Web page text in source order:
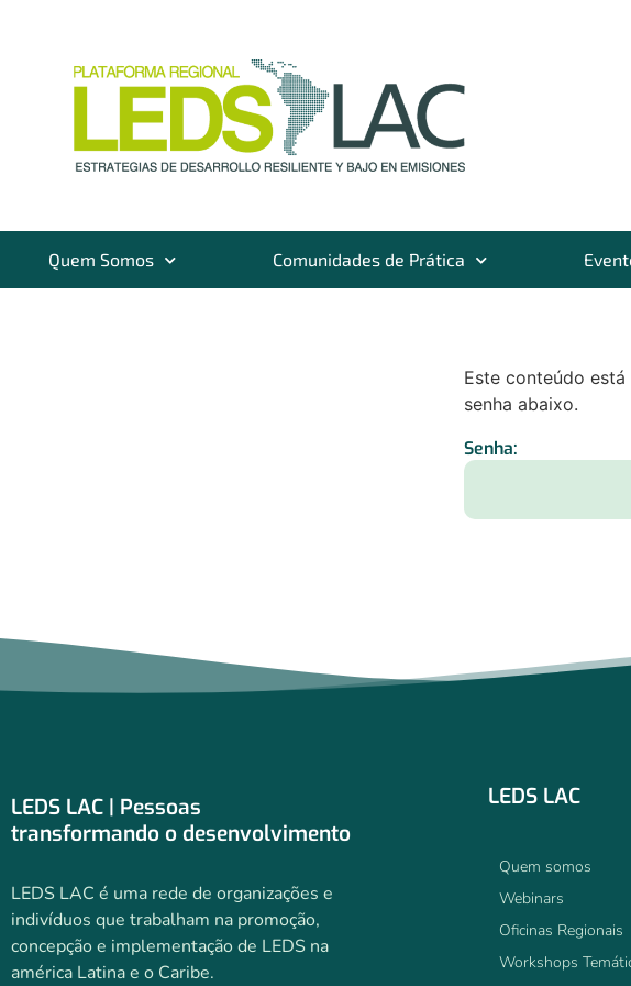
Quem Somos Comunidades de Prática
Este conteúdo
senha abaixo.
Senha:
LEDS LAC | Pessoas
transformando o desenvolvimento
LEDS LAC é uma rede de organizações e
indivíduos que trabalham na promoção,
concepção e implementação de LEDS na
américa Latina e o Caribe.
LEDS LAC
Quem somos
Webinars
Oficinas Regionais
Workshops